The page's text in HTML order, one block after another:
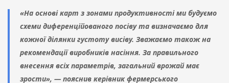
«На основі карт з зонами продуктивності ми будуємо
схеми диференційованого посіву та визначаємо для
кожної ділянки густоту висіву. Зважаємо також на
рекомендації виробників насіння. За правильного
внесення всіх параметрів, загальний врожай має
зрости», — пояснив керівник фермерського